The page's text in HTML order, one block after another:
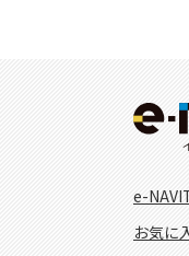
e-
お気に